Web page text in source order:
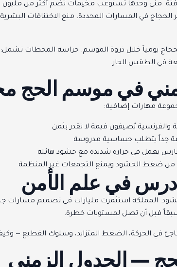
إلى مدن مؤقتة. منى وحدها تستوعب مخيمات تضم أكثر
في المسارات المحددة، منع الاختناقات
يومياً خلال ذروة الموسم. حراسة المحطات تشمل:
في الطقس الحار.
في موسم الحج
مهارات إضافية:
والفرنسية يُضيفون قيمة لا تقدر بثمن
جداً يتطلب حساسية مدروسة
يعمل في حرارة شديدة مع حشود هائلة
من ضغط الحشود ويمنع التجمعات غير المنظمة
في علم الأمن
المملكة استثمرت مليارات في تصميم مسارات
قبل أن تصل لمستويات خطرة.
في الحركة، الضغط المتزايد، وسلوك القطيع —
— الجدول الزمني